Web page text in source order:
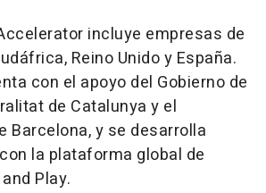
incluye empresas de
Reino Unido y España.
con el apoyo del Gobierno de
de Catalunya y el
Barcelona, y se desarrolla
la plataforma global de
Play.